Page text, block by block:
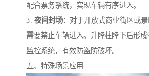
配合票务系统，实现车辆有序进入。
3. 夜间封场：对于开放式商业街区或
需要禁止车辆进入。升降柱降下后形
监控系统，有效防盗防破坏。
五、特殊场景应用